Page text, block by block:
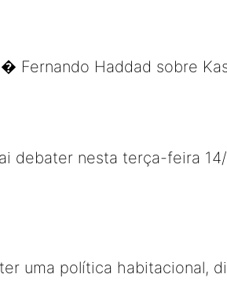
Fernando Haddad sobre
debater nesta terça-feira
uma política habitacional,